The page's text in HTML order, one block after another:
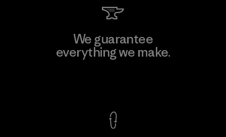
We guarantee
everything we make.